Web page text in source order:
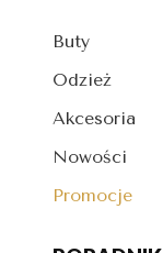
Buty
Odzież
Akcesoria
Nowości
Promocje